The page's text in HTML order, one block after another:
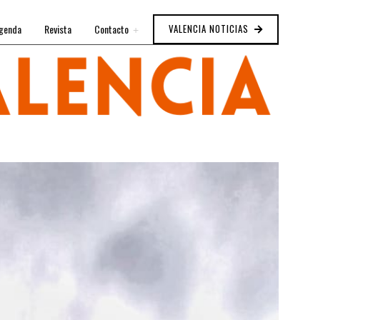
Revista Contacto VALENCIA NOTICIAS